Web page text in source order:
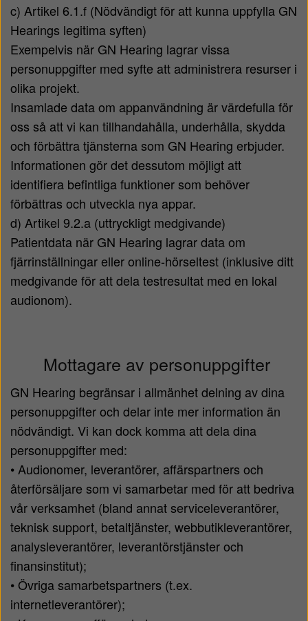
c) Artikel 6.1.f (Nödvändigt för att kunna uppfylla GN
Hearings legitima syften)
Exempelvis när GN Hearing lagrar vissa
personuppgifter med syfte att administrera resurser i
olika projekt.
Insamlade data om appanvändning är värdefulla för
oss så att vi kan tillhandahålla, underhålla, skydda
och förbättra tjänsterna som GN Hearing erbjuder.
Informationen gör det dessutom möjligt att
identifiera befintliga funktioner som behöver
förbättras och utveckla nya appar.
d) Artikel 9.2.a (uttryckligt medgivande)
Patientdata när GN Hearing lagrar data om
fjärrinställningar eller online-hörseltest (inklusive ditt
medgivande för att dela testresultat med en lokal
audionom).
Mottagare av personuppgifter
GN Hearing begränsar i allmänhet delning av dina
personuppgifter och delar inte mer information än
nödvändigt. Vi kan dock komma att dela dina
personuppgifter med:
• Audionomer, leverantörer, affärspartners och
återförsäljare som vi samarbetar med för att bedriva
vår verksamhet (bland annat serviceleverantörer,
teknisk support, betaltjänster, webbutikleverantörer,
analysleverantörer, leverantörstjänster och
finansinstitut);
• Övriga samarbetspartners (t.ex.
internetleverantörer);